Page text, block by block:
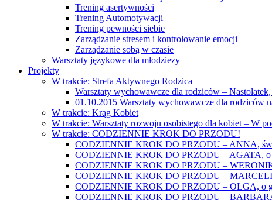
Trening asertywności
Trening Automotywacji
Trening pewności siebie
Zarządzanie stresem i kontrolowanie emocji
Zarządzanie sobą w czasie
Warsztaty językowe dla młodziezy
Projekty
W trakcie: Strefa Aktywnego Rodzica
Warsztaty wychowawcze dla rodziców –
01.10.2015 Warsztaty wychowawcze dla rodziców
W trakcie: Krąg Kobiet
W trakcie: Warsztaty rozwoju osobistego dla kobiet – W
W trakcie: CODZIENNIE KROK DO PRZODU!
CODZIENNIE KROK DO PRZODU – ANNA,
CODZIENNIE KROK DO PRZODU – AGATA, o
CODZIENNIE KROK DO PRZODU –
CODZIENNIE KROK DO PRZODU –
CODZIENNIE KROK DO PRZODU – OLGA, o
CODZIENNIE KROK DO PRZODU –